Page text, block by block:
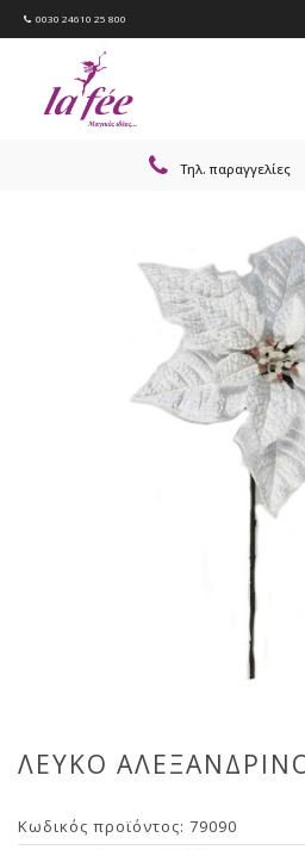
0030 24610 25 800
Τηλ. παραγγελίες
ΛΕΥΚΟ
Κωδικός προϊόντος: 79090